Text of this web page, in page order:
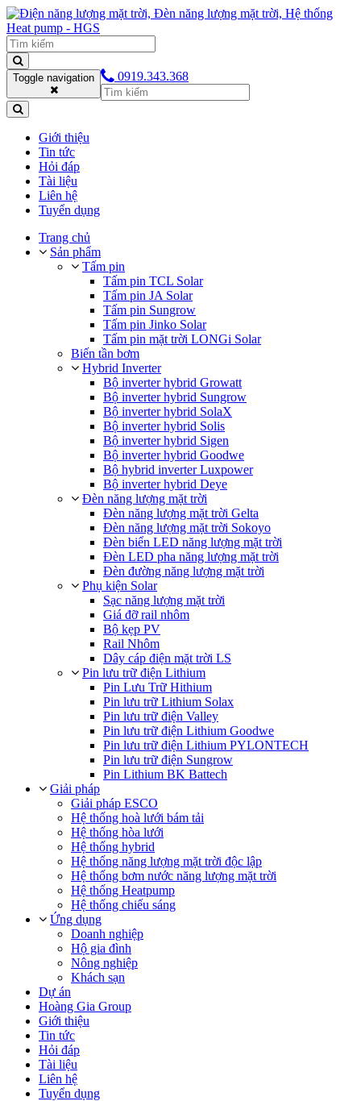
Toggle navigation 0919.343.368
Giới thiệu
Tin tức
Hỏi đáp
Tài liệu
Liên hệ
Tuyển dụng
Trang chủ
Sản phẩm
Tấm pin
Tấm pin TCL Solar
Tấm pin JA Solar
Tấm pin Sungrow
Tấm pin Jinko Solar
Tấm pin mặt trời LONGi Solar
Biến tần bơm
Hybrid Inverter
Bộ inverter hybrid Growatt
Bộ inverter hybrid Sungrow
Bộ inverter hybrid SolaX
Bộ inverter hybrid Solis
Bộ inverter hybrid Sigen
Bộ inverter hybrid Goodwe
Bộ hybrid inverter Luxpower
Bộ inverter hybrid Deye
Đèn năng lượng mặt trời
Đèn năng lượng mặt trời Gelta
Đèn năng lượng mặt trời Sokoyo
Đèn biển LED năng lượng mặt trời
Đèn LED pha năng lượng mặt trời
Đèn đường năng lượng mặt trời
Phụ kiện Solar
Sạc năng lượng mặt trời
Giá đỡ rail nhôm
Bộ kẹp PV
Rail Nhôm
Dây cáp điện mặt trời LS
Pin lưu trữ điện Lithium
Pin Lưu Trữ Hithium
Pin lưu trữ Lithium Solax
Pin lưu trữ điện Valley
Pin lưu trữ điện Lithium Goodwe
Pin lưu trữ điện Lithium PYLONTECH
Pin lưu trữ điện Sungrow
Pin Lithium BK Battech
Giải pháp
Giải pháp ESCO
Hệ thống hoà lưới bám tải
Hệ thống hòa lưới
Hệ thống hybrid
Hệ thống năng lượng mặt trời độc lập
Hệ thống bơm nước năng lượng mặt trời
Hệ thống Heatpump
Hệ thống chiếu sáng
Ứng dụng
Doanh nghiệp
Hộ gia đình
Nông nghiệp
Khách sạn
Dự án
Hoàng Gia Group
Giới thiệu
Tin tức
Hỏi đáp
Tài liệu
Liên hệ
Tuyển dụng